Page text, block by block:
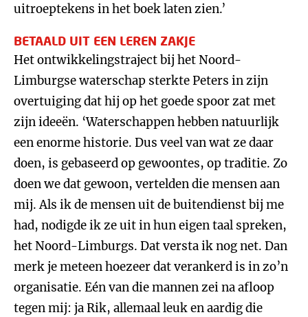
uitroeptekens in het boek laten zien.’
BETAALD UIT EEN LEREN ZAKJE
Het ontwikkelingstraject bij het Noord-
Limburgse waterschap sterkte Peters in zijn
overtuiging dat hij op het goede spoor zat met
zijn ideeën. ‘Waterschappen hebben natuurlijk
een enorme historie. Dus veel van wat ze daar
doen, is gebaseerd op gewoontes, op traditie. Zo
doen we dat gewoon, vertelden die mensen aan
mij. Als ik de mensen uit de buitendienst bij me
had, nodigde ik ze uit in hun eigen taal spreken,
het Noord-Limburgs. Dat versta ik nog net. Dan
merk je meteen hoezeer dat verankerd is in zo’n
organisatie. Eén van die mannen zei na afloop
tegen mij: ja Rik, allemaal leuk en aardig die